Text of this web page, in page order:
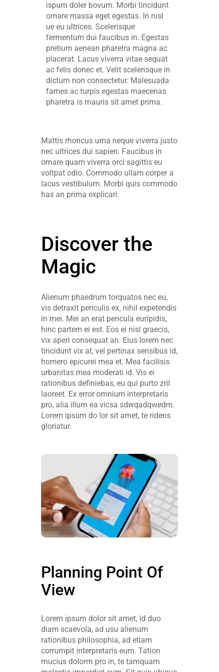
ispum doler bovum. Morbi tincidunt
ornare massa eget egestas. In nisl
ue eu ultrices. Scelerisque
fermentum dui faucibus in. Egestas
pretium aenean pharetra magna ac
placerat. Lacus viverra vitae sequat
ac felis donec et. Velit scelerisque in
dictum non consectetur. Malesuada
fames ac turpis egestas maecenas
pharetra is mauris sit amet prima.
Mattis rhoncus urna neque viverra justo
nec ultrices dui sapien. Faucibus in
ornare quam viverra orci sagittis eu
voltpat odio. Commodo ullam corper a
lacus vestibulum. Morbi quis commodo
has an prima explicari.
Discover the
Magic
Alienum phaedrum torquatos nec eu,
vis detraxit periculis ex, nihil expetendis
in mei. Mei an erat pericula euripidis,
hinc partem ei est. Eos ei nisl graecis,
vix aperi consequat an. Eius lorem nec
tincidunt vix at, vel pertinax sensibus id,
homero epicurei mea et. Mea facilisis
urbanitas mea moderati id. Vis ei
rationibus definiebas, eu qui purto zril
laoreet. Ex error omnium interpretaris
pro, alia illum ea vicsa sdwqadqwedm.
Lorem ipsum do lor sit amet, te ridens
gloriatur.
Planning Point Of
View
Lorem ipsum dolor sit amet, id duo
diam scaevola, ad usu alienum
rationibus philosophia, ad etiam
corrumpit interpretaris eum. Tation
mucius dolorm pro in, te tamquam